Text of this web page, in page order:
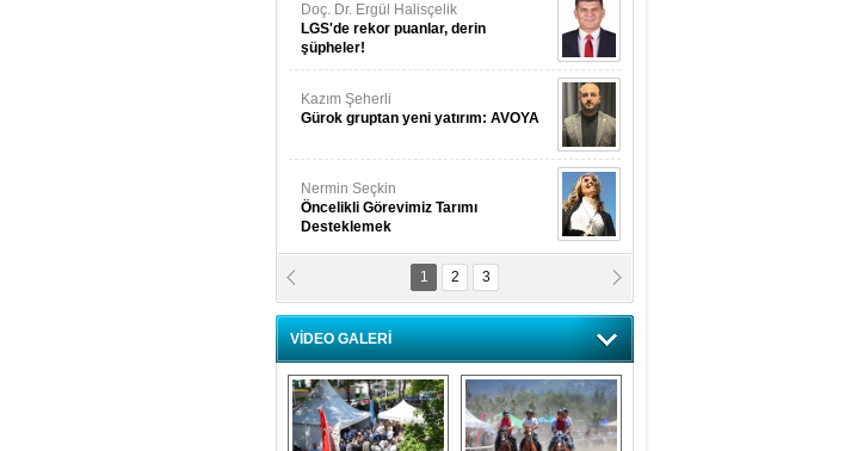
Doç. Dr. Ergül Halisçelik
LGS'de rekor puanlar, derin
şüpheler!
Kazım Şeherli
Gürok gruptan yeni yatırım: AVOYA
Nermin Seçkin
Öncelikli Görevimiz Tarımı
Desteklemek
Nilüfer Menekli Buzcular
Siz Hiç Kelebeklerin Sesini
Duydunuz Mu?
1 2 3
VİDEO GALERİ